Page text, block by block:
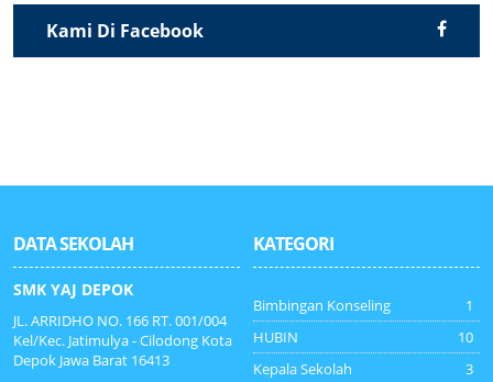
Kami Di Facebook
DATA SEKOLAH
SMK YAJ DEPOK
JL. ARRIDHO NO. 166 RT. 001/004
Kel/Kec. Jatimulya - Cilodong Kota
Depok Jawa Barat 16413
KATEGORI
Bimbingan Konseling
1
HUBIN
10
Kepala Sekolah
3